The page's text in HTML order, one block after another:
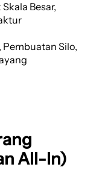
Besar,
Silo,
All-In)